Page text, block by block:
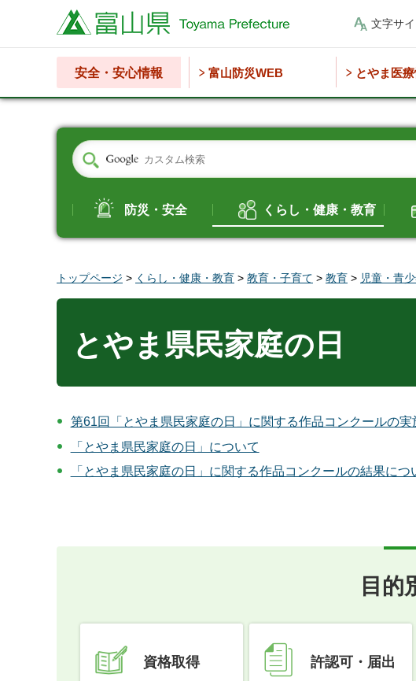
富山県 文字サ
安全・安心情報 富山防災WEB とやま医
防災・安全 くらし・健康・教育
トップページ > くらし・健康・教育 > 教育・子育て > 教育 > 児童・青
とやま県民家庭の日
第61回「とやま県民家庭の日」に関する作品コンクールの実
「とやま県民家庭の日」について
「とやま県民家庭の日」に関する作品コンクールの結果につ
目的
資格取得 許認可・届出